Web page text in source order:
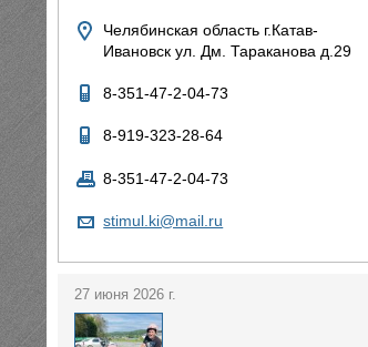
Челябинская область г.Катав-
Ивановск ул. Дм. Тараканова д.29
8-351-47-2-04-73
8-919-323-28-64
8-351-47-2-04-73
stimul.ki@mail.ru
27 июня 2026 г.